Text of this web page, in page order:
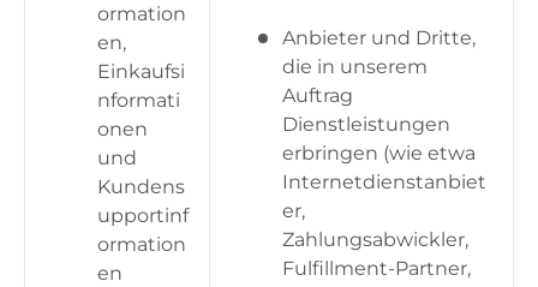
ormation
en,
Einkaufsi
nformati
onen
und
Kundens
upportinf
ormation
en
Anbieter und Dritte,
die in unserem
Auftrag
Dienstleistungen
erbringen (wie etwa
Internetdienstanbiet
er,
Zahlungsabwickler,
Fulfillment-Partner,